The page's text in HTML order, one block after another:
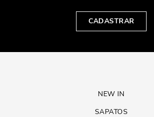
CADASTRAR
NEW IN
SAPATOS